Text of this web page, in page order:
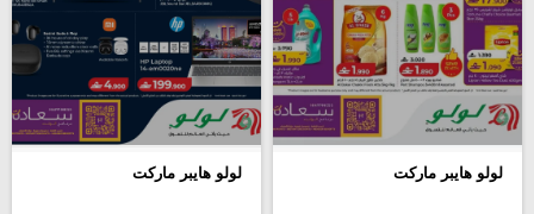
لولو هايبر ماركت لولو هايبر ماركت